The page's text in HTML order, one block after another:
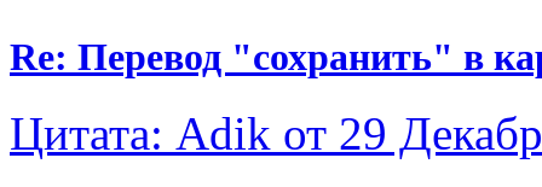
Re: Перевод "сохранить" в
Цитата: Adik от 29